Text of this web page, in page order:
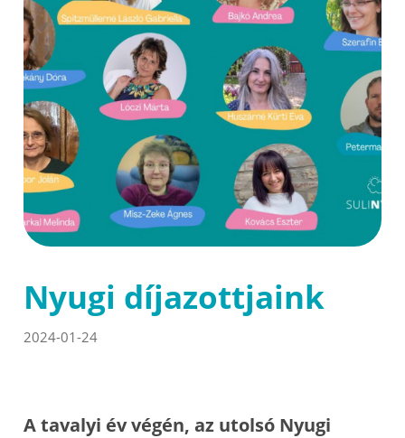
Nyugi díjazottjaink
2024-01-24
A tavalyi év végén, az utolsó Nyugi